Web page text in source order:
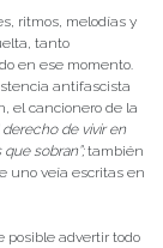
ritmos, melodías y
tanto
en ese momento.
antifascista
el cancionero de la
derecho de vivir en
que sobran”;también
uno veía escritas en
posible advertir todo